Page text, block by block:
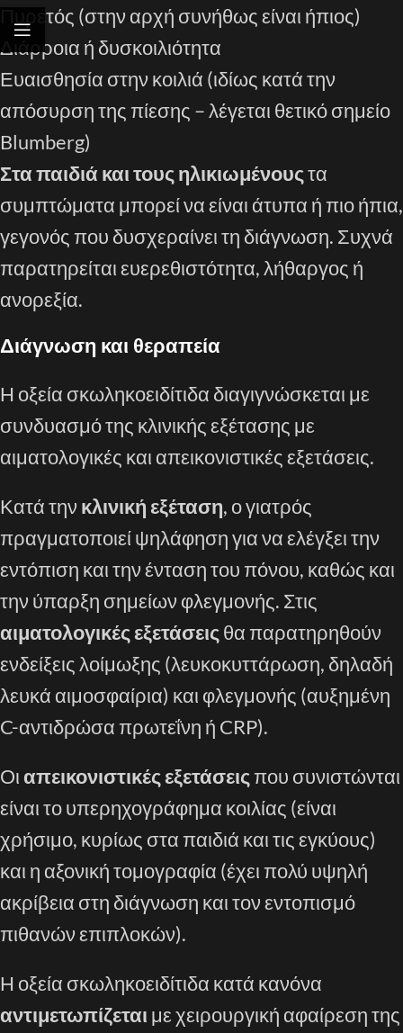
Πυρετός (στην αρχή συνήθως είναι ήπιος)
Διάρροια ή δυσκοιλιότητα
Ευαισθησία στην κοιλιά (ιδίως κατά την
απόσυρση της πίεσης – λέγεται θετικό σημείο
Blumberg)
Στα παιδιά και τους ηλικιωμένουςτα
συμπτώματα μπορεί να είναι άτυπα ή πιο ήπια,
γεγονός που δυσχεραίνει τη διάγνωση. Συχνά
παρατηρείται ευερεθιστότητα, λήθαργος ή
ανορεξία.
Διάγνωση και θεραπεία
Η οξεία σκωληκοειδίτιδα διαγιγνώσκεται με
συνδυασμό της κλινικής εξέτασης με
αιματολογικές και απεικονιστικές εξετάσεις.
Κατά τηνκλινική εξέταση, ο γιατρός
πραγματοποιεί ψηλάφηση για να ελέγξει την
εντόπιση και την ένταση του πόνου, καθώς και
την ύπαρξη σημείων φλεγμονής. Στις
αιματολογικές εξετάσειςθα παρατηρηθούν
ενδείξεις λοίμωξης (λευκοκυττάρωση, δηλαδή
λευκά αιμοσφαίρια) και φλεγμονής (αυξημένη
C-αντιδρώσα πρωτεΐνη ή CRP).
Οι απεικονιστικές εξετάσειςπου συνιστώνται
είναι το υπερηχογράφημα κοιλίας (είναι
χρήσιμο, κυρίως στα παιδιά και τις εγκύους)
και η αξονική τομογραφία (έχει πολύ υψηλή
ακρίβεια στη διάγνωση και τον εντοπισμό
πιθανών επιπλοκών).
Η οξεία σκωληκοειδίτιδα κατά κανόνα
αντιμετωπίζεται με χειρουργική αφαίρεση της